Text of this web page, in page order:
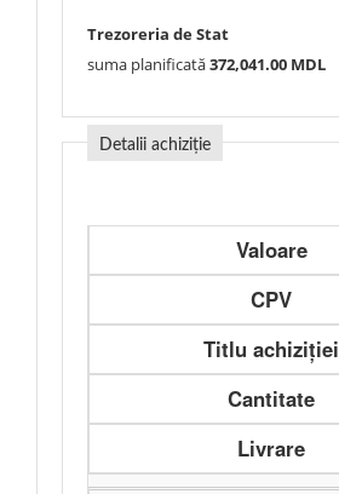
Trezoreria de Stat
suma planificată372,041.00 MDL
Detalii achiziție
Valoare
CPV
Titlu achiziției
Cantitate
Livrare